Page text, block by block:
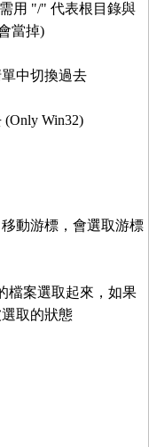
用 "/" 代表根目錄與
當掉)
中切換過去
Win32)
動游標，會選取游標
檔案選取起來，如果
取的狀態